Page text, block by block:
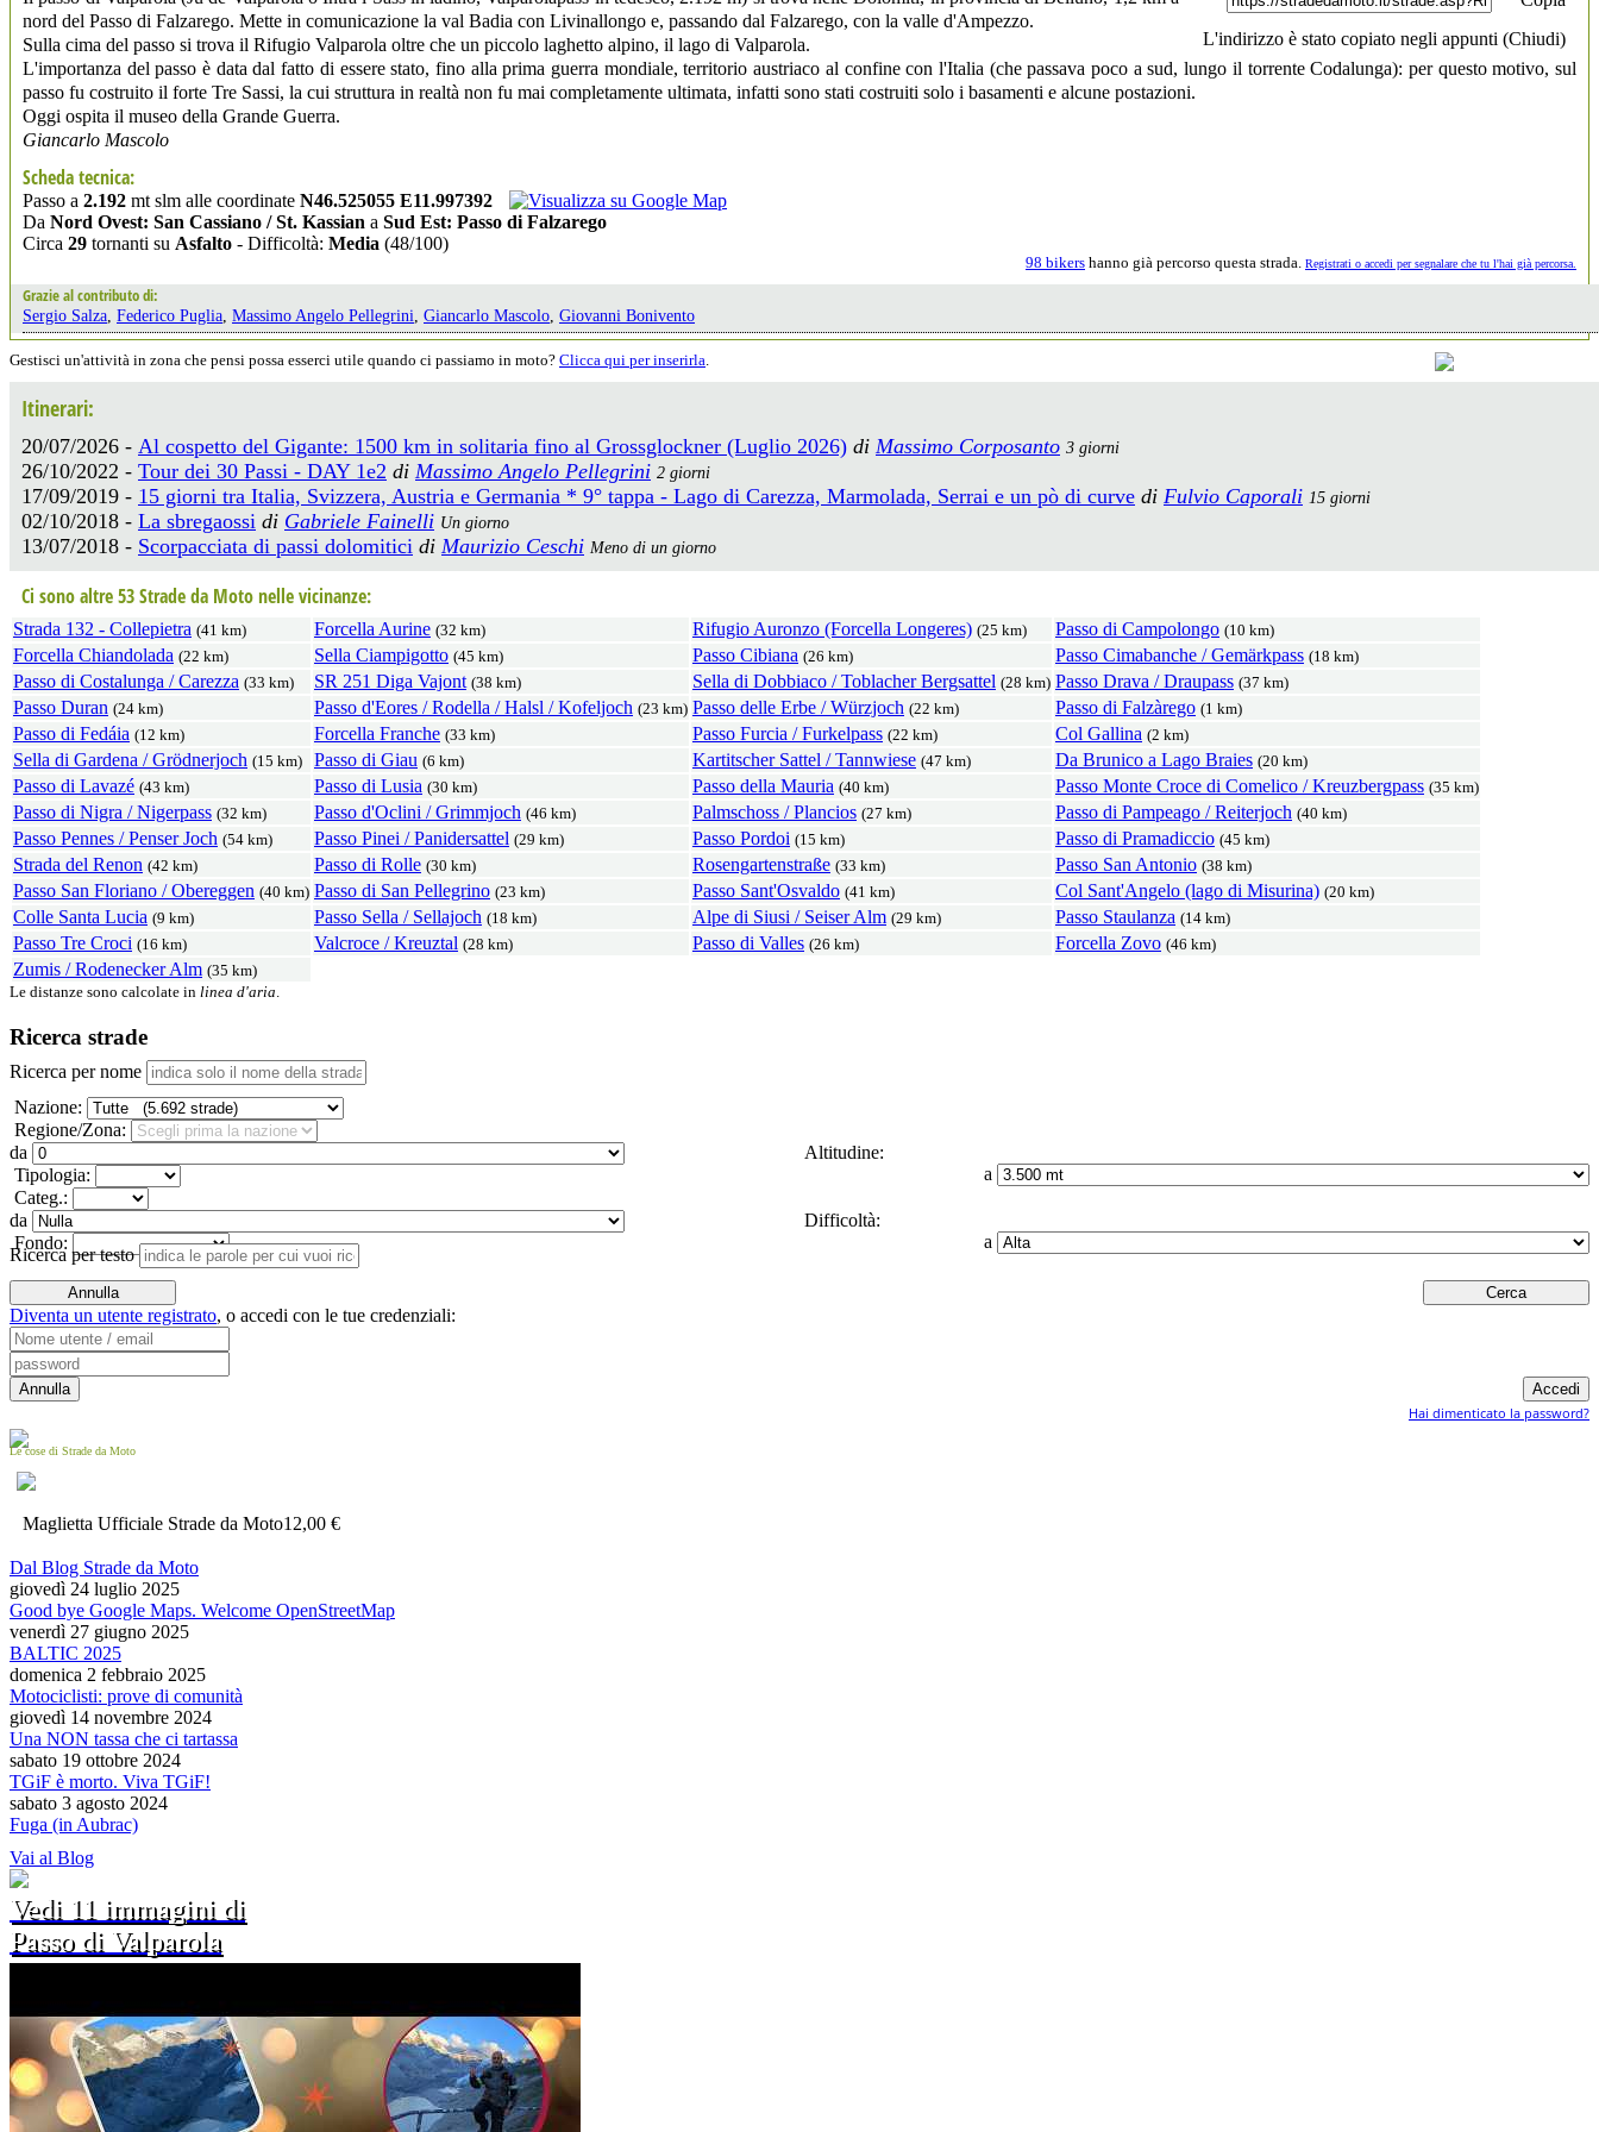
L'indirizzo è stato copiato negli appunti (Chiudi)
nord del Passo di Falzarego. Mette in comunicazione la val Badia con Livinallongo e, passando dal Falzarego, con la valle d'Ampezzo.
Sulla cima del passo si trova il Rifugio Valparola oltre che un piccolo laghetto alpino, il lago di Valparola.
L'importanza del passo è data dal fatto di essere stato, fino alla prima guerra mondiale, territorio austriaco al confine con l'Italia (che passava poco a sud, lungo il torrente Codalunga): per questo motivo, sul
passo fu costruito il forte Tre Sassi, la cui struttura in realtà non fu mai completamente ultimata, infatti sono stati costruiti solo i basamenti e alcune postazioni.
Oggi ospita il museo della Grande Guerra.
Giancarlo Mascolo
Scheda tecnica:
Passo a 2.192 mt slm alle coordinate N46.525055 E11.997392
Da Nord Ovest: San Cassiano / St. Kassian a Sud Est: Passo di Falzarego
Circa 29 tornanti su Asfalto - Difficoltà: Media (48/100)
98 bikers hanno già percorso questa strada. Registrati o accedi per segnalare che tu l'hai già percorsa.
Grazie al contributo di:
Sergio Salza Federico Puglia Massimo Angelo Pellegrini Giancarlo Mascolo Giovanni Bonivento
Gestisci un'attività in zona che pensi possa esserci utile quando ci passiamo in moto? Clicca qui per inserirla.
Itinerari:
20/07/2026 - Al cospetto del Gigante: 1500 km in solitaria fino al Grossglockner (Luglio 2026) di Massimo Corposanto 3 giorni
26/10/2022 - Tour dei 30 Passi - DAY 1e2 di Massimo Angelo Pellegrini 2 giorni
17/09/2019 - 15 giorni tra Italia, Svizzera, Austria e Germania * 9° tappa - Lago di Carezza, Marmolada, Serrai e un pò di curve di Fulvio Caporali 15 giorni
02/10/2018 - La sbregaossi di Gabriele Fainelli Un giorno
13/07/2018 - Scorpacciata di passi dolomitici di Maurizio Ceschi Meno di un giorno
Ci sono altre 53 Strade da Moto nelle vicinanze:
Strada 132 - Collepietra (41 km) Forcella Aurine (32 km) Rifugio Auronzo (Forcella Longeres) (25 km) Passo di Campolongo (10 km)
Forcella Chiandolada (22 km) Sella Ciampigotto (45 km) Passo Cibiana (26 km) Passo Cimabanche / Gemärkpass (18 km)
Passo di Costalunga / Carezza (33 km) SR 251 Diga Vajont (38 km) Sella di Dobbiaco / Toblacher Bergsattel (28 km) Passo Drava / Draupass (37 km)
Passo Duran (24 km) Passo d'Eores / Rodella / Halsl / Kofeljoch (23 km) Passo delle Erbe / Würzjoch (22 km) Passo di Falzàrego (1 km)
Passo di Fedáia (12 km) Forcella Franche (33 km) Passo Furcia / Furkelpass (22 km) Col Gallina (2 km)
Sella di Gardena / Grödnerjoch (15 km) Passo di Giau (6 km) Kartitscher Sattel / Tannwiese (47 km) Da Brunico a Lago Braies (20 km)
Passo di Lavazé (43 km) Passo di Lusia (30 km) Passo della Mauria (40 km) Passo Monte Croce di Comelico / Kreuzbergpass (35 km)
Passo di Nigra / Nigerpass (32 km) Passo d'Oclini / Grimmjoch (46 km) Palmschoss / Plancios (27 km) Passo di Pampeago / Reiterjoch (40 km)
Passo Pennes / Penser Joch (54 km) Passo Pinei / Panidersattel (29 km) Passo Pordoi (15 km) Passo di Pramadiccio (45 km)
Strada del Renon (42 km) Passo di Rolle (30 km) Rosengartenstraße (33 km) Passo San Antonio (38 km)
Passo San Floriano / Obereggen (40 km) Passo di San Pellegrino (23 km) Passo Sant'Osvaldo (41 km) Col Sant'Angelo (lago di Misurina) (20 km)
Colle Santa Lucia (9 km) Passo Sella / Sellajoch (18 km) Alpe di Siusi / Seiser Alm (29 km) Passo Staulanza (14 km)
Passo Tre Croci (16 km) Valcroce / Kreuztal (28 km) Passo di Valles (26 km) Forcella Zovo (46 km)
Zumis / Rodenecker Alm (35 km)
Le distanze sono calcolate in linea d'aria.
Ricerca strade
Ricerca per nome
Nazione:
Regione/Zona:
Altitudine:
da
a
Tipologia:
Categ.:
Difficoltà:
da
a
Fondo:
Ricerca per testo
Diventa un utente registrato, o accedi con le tue credenziali:
Hai dimenticato la password?
Le cose di Strade da Moto
Maglietta Ufficiale Strade da Moto12,00 €
Dal Blog Strade da Moto
giovedì 24 luglio 2025
Good bye Google Maps. Welcome OpenStreetMap
venerdì 27 giugno 2025
BALTIC 2025
domenica 2 febbraio 2025
Motociclisti: prove di comunità
giovedì 14 novembre 2024
Una NON tassa che ci tartassa
sabato 19 ottobre 2024
TGiF è morto. Viva TGiF!
sabato 3 agosto 2024
Fuga (in Aubrac)
Vai al Blog
Vedi 11 immagini di
Passo di Valparola